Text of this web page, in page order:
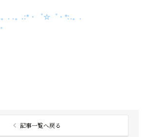
. .。.:*・゜☆゜・*:.。.
記事一覧へ戻る